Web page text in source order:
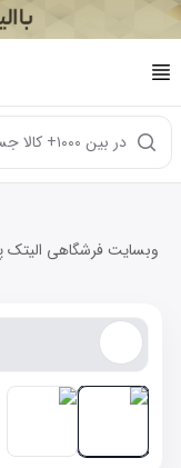
در بین ۱۰۰۰+ کالا جستجو کنید ...
وبسایت فرشگاهی الیتک